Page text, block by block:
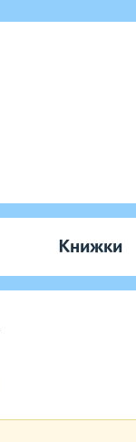
Книжки